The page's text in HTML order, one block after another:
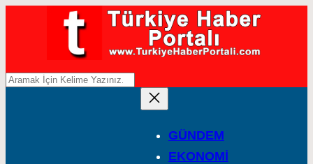
A
GÜNDEM
EKONOMİ